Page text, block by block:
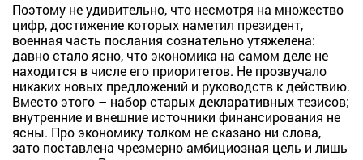
Поэтому не удивительно, что несмотря на множество
цифр, достижение которых наметил президент,
военная часть послания сознательно утяжелена:
давно стало ясно, что экономика на самом деле не
находится в числе его приоритетов. Не прозвучало
никаких новых предложений и руководств к действию.
Вместо этого – набор старых декларативных тезисов;
внутренние и внешние источники финансирования не
ясны. Про экономику толком не сказано ни слова,
зато поставлена чрезмерно амбициозная цель и лишь